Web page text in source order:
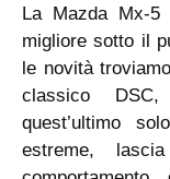
La Mazda Mx-5
migliore sotto il
le novità
classico
quest’ultimo
estreme,